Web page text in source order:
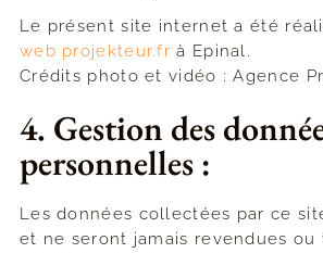
Le présent site internet a été
web projekteur.fr à Epinal.
Crédits photo et vidéo : Agence
4. Gestion des
personnelles :
Les données collectées par ce
et ne seront jamais revendues ou